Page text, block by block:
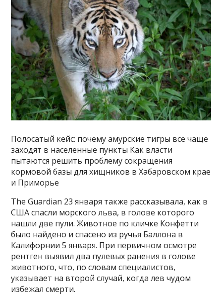
Полосатый кейс: почему амурские тигры все чаще
заходят в населенные пункты Как власти
пытаются решить проблему сокращения
кормовой базы для хищников в Хабаровском крае
и Приморье
The Guardian 23 января также рассказывала, как в
США спасли морского льва, в голове которого
нашли две пули. Животное по кличке Конфетти
было найдено и спасено из ручья Баллона в
Калифорнии 5 января. При первичном осмотре
рентген выявил два пулевых ранения в голове
животного, что, по словам специалистов,
указывает на второй случай, когда лев чудом
избежал смерти.